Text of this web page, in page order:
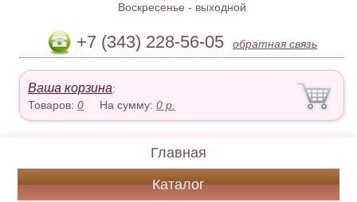
Воскресенье - выходной
+7 (343) 228-56-05 обратная связь
Ваша корзина:
Товаров:0 На сумму:0 р.
Главная
Каталог